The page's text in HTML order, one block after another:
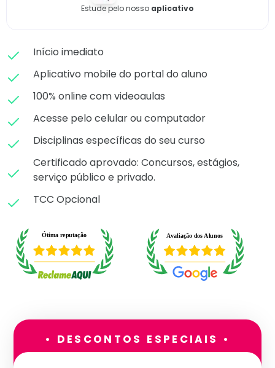
Estude pelo nosso aplicativo
Início imediato
Aplicativo mobile do portal do aluno
100% online com videoaulas
Acesse pelo celular ou computador
Disciplinas específicas do seu curso
Certificado aprovado: Concursos, estágios,
serviço público e privado.
TCC Opcional
• DESCONTOS ESPECIAIS •